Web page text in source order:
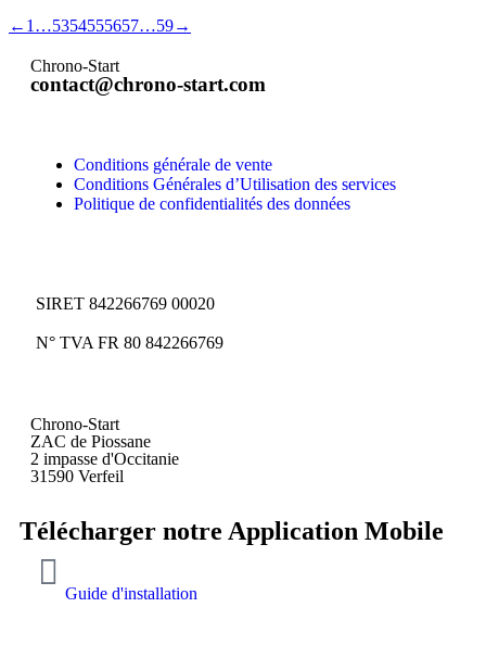
← 1 …5354555657…59→
Chrono-Start
contact@chrono-start.com
Conditions générale de vente
Conditions Générales d’Utilisation des services
Politique de confidentialités des données
SIRET 842266769 00020
N° TVA FR 80 842266769
Chrono-Start
ZAC de Piossane
2 impasse d'Occitanie
31590 Verfeil
Télécharger notre Application Mobile
Guide d'installation